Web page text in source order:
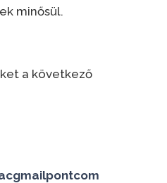
minősül.
a következő